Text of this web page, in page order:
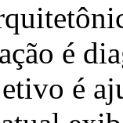
é
é